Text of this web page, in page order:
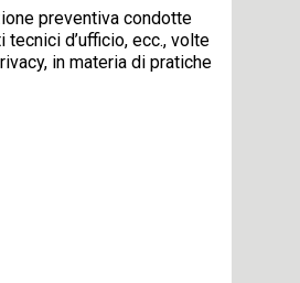
preventiva condotte
tecnici d’ufficio, ecc., volte
in materia di pratiche